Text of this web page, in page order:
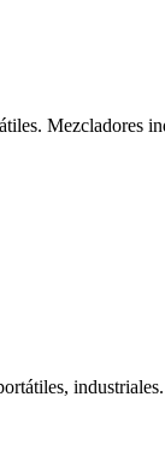
Mezcladores
industriales.